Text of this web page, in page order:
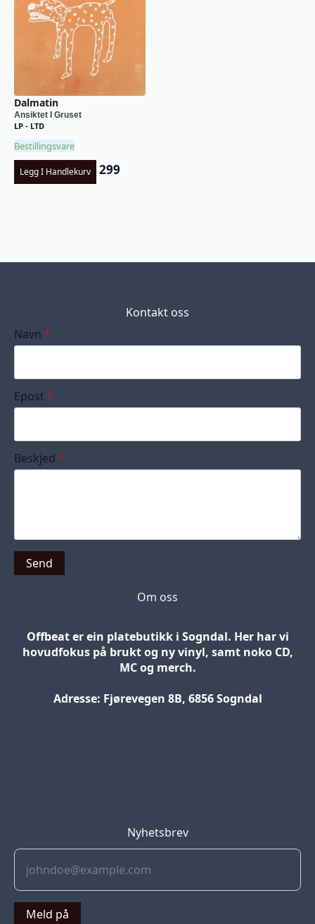
Dalmatin
Ansiktet I Gruset
LP - LTD
Bestillingsvare
Legg I Handlekurv 299
Kontakt oss
Navn *
Epost *
Beskjed *
Send
Om oss
Offbeat er ein platebutikk i Sogndal. Her har vi
hovudfokus på brukt og ny vinyl, samt noko CD,
MC og merch.
Adresse: Fjørevegen 8B, 6856 Sogndal
Nyhetsbrev
Meld på